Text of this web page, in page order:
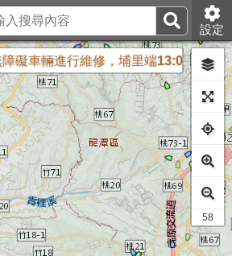
設定
進行維修，埔里端13:00；台中端
45